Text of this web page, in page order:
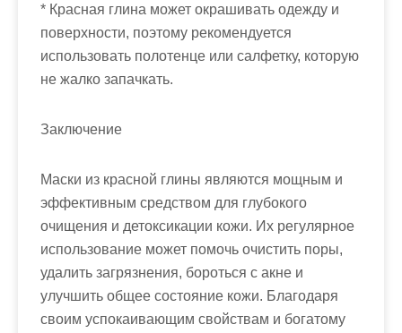
* Красная глина может окрашивать одежду и
поверхности, поэтому рекомендуется
использовать полотенце или салфетку, которую
не жалко запачкать.
Заключение
Маски из красной глины являются мощным и
эффективным средством для глубокого
очищения и детоксикации кожи. Их регулярное
использование может помочь очистить поры,
удалить загрязнения, бороться с акне и
улучшить общее состояние кожи. Благодаря
своим успокаивающим свойствам и богатому